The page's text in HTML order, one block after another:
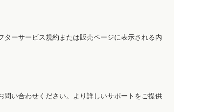
ーサービス規約または販売ページに表示される内
い合わせください。より詳しいサポートをご提供